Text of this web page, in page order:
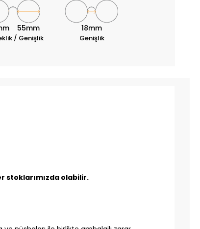
55mm
/ Genişlik
18mm
Genişlik
stoklarımızda olabilir.